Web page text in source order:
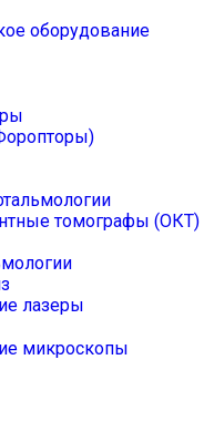
оборудование
томографы (ОКТ)
лазеры
микроскопы